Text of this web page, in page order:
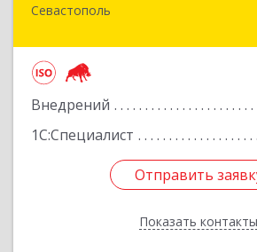
Севастополь
Внедрений
1С:Специалист
Отправить
Показать контакты
299011, Севастополь г,
Отправить
Назад